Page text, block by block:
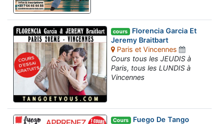
cours Florencia Garcia Et
Jeremy Braitbart
Paris et Vincennes
Cours tous les JEUDIS à
Paris, tous les LUNDIS à
Vincennes
Cours Fuego De Tango